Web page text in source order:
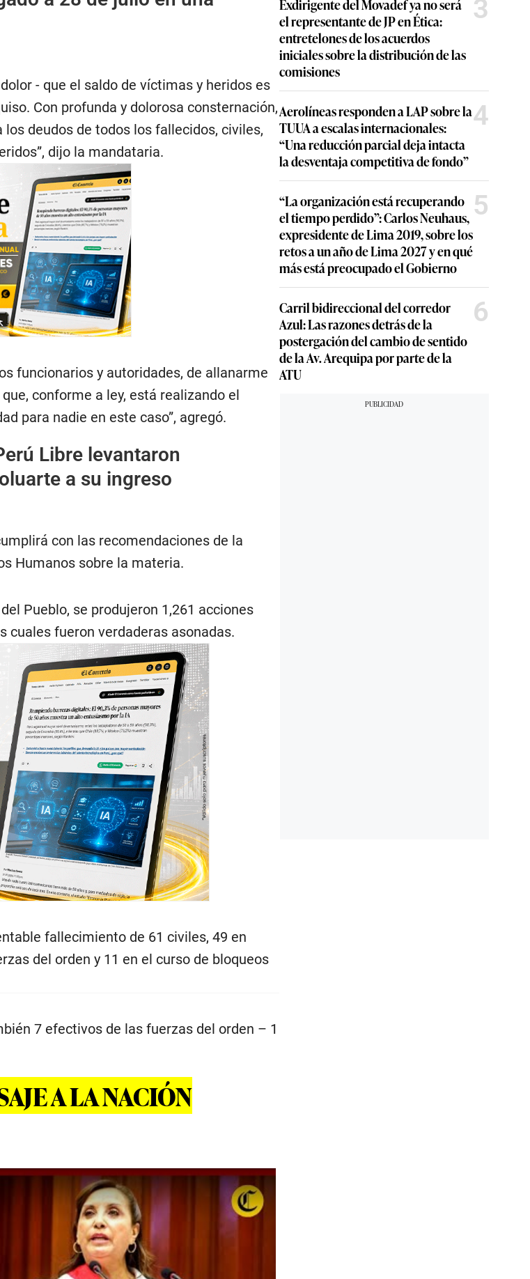
- que el saldo de víctimas y heridos es
Con profunda y dolorosa consternación,
los deudos de todos los fallecidos, civiles,
dijo la mandataria.
funcionarios y autoridades, de allanarme
conforme a ley, está realizando el
para nadie en este caso”, agregó.
Libre levantaron
a su ingreso
con las recomendaciones de la
Humanos sobre la materia.
Pueblo, se produjeron 1,261 acciones
cuales fueron verdaderas asonadas.
fallecimiento de 61 civiles, 49 en
del orden y 11 en el curso de bloqueos
7 efectivos de las fuerzas del orden – 1
A LA NACIÓN
Exdirigente del Movadef ya no será
el representante de JP en Ética:
entretelones de los acuerdos
iniciales sobre la distribución de las
comisiones
3
Aerolíneas responden a LAP sobre la
TUUA a escalas internacionales:
“Una reducción parcial deja intacta
la desventaja competitiva de fondo”
4
“La organización está recuperando
el tiempo perdido”: Carlos Neuhaus,
expresidente de Lima 2019, sobre los
retos a un año de Lima 2027 y en qué
más está preocupado el Gobierno
5
Carril bidireccional del corredor
Azul: Las razones detrás de la
postergación del cambio de sentido
de la Av. Arequipa por parte de la
ATU
6